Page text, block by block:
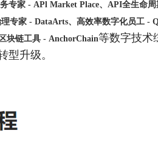
专家 - APl Market Place、API全生命
专家 - DataArts、高效率数字化员工 -
块链工具 - AnchorChain等数字技术
型升级。